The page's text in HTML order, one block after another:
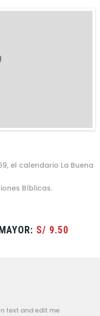
el calendario La Buena
Bíblicas.
S/ 9.50
text and edit me